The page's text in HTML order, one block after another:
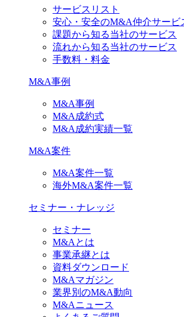
サービスリスト
安心・安全のM&A仲介サービ
課題から知る当社のサービス
流れから知る当社のサービス
手数料・料金
M&A事例
M&A事例
M&A成約式
M&A成約実績一覧
M&A案件
M&A案件一覧
海外M&A案件一覧
セミナー・ナレッジ
セミナー
M&Aとは
事業承継とは
資料ダウンロード
M&Aマガジン
業界別のM&A動向
M&Aニュース